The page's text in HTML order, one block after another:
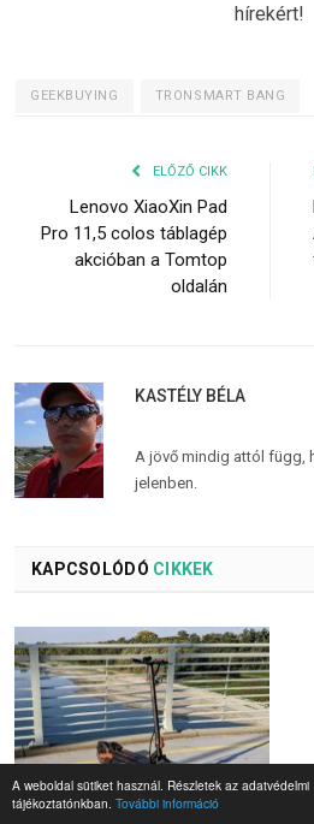
A weboldal sütiket használ. Részletek az adatvédelmi
tájékoztatónkban. További információ
hírekért!
GEEKBUYING TRONSMART BANG
ELŐZŐ CIKK
Lenovo XiaoXin Pad
Pro 11,5 colos táblagép
akcióban a Tomtop
oldalán
KASTÉLY BÉLA
A jövő mindig attól függ,
jelenben.
KAPCSOLÓDÓ CIKKEK